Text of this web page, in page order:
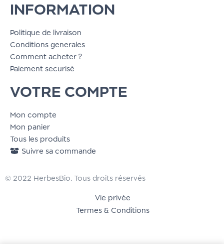
INFORMATION
Politique de livraison
Conditions generales
Comment acheter ?
Paiement securisé
VOTRE COMPTE
Mon compte
Mon panier
Tous les produits
Suivre sa commande
© 2022 HerbesBio. Tous droits réservés
Vie privée
Termes & Conditions